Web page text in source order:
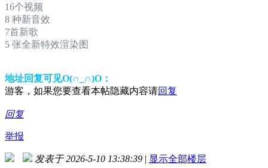
16个视频
8 种新音效
7首新歌
5 张全新特效渲染图
地址回复可见O(∩_∩)O：
游客，如果您要查看本帖隐藏内容请回复
回复
举报
发表于 2026-5-10 13:38:39 | 显示全部楼层